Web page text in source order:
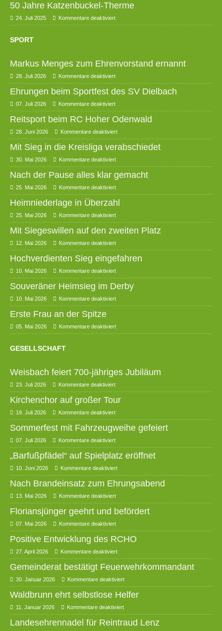
50 Jahre Katzenbuckel-Therme
24. Juli 2025 Kommentare deaktiviert
SPORT
Markus Menges zum Ehrenvorstand ernannt
28. Juli 2026 Kommentare deaktiviert
Ehrungen beim Sportfest des SV Dielbach
07. Juli 2026 Kommentare deaktiviert
Reitsport beim RC Hoher Odenwald
28. Juni 2026 Kommentare deaktiviert
Mit Sieg in die Kreisliga verabschiedet
30. Mai 2026 Kommentare deaktiviert
Nach der Pause alles klar gemacht
25. Mai 2026 Kommentare deaktiviert
Heimniederlage in Überzahl
25. Mai 2026 Kommentare deaktiviert
Mit Siegeswillen auf den zweiten Platz
12. Mai 2026 Kommentare deaktiviert
Hochverdienten Sieg eingefahren
10. Mai 2026 Kommentare deaktiviert
Souveräner Heimsieg im Derby
10. Mai 2026 Kommentare deaktiviert
Erste Frau an der Spitze
05. Mai 2026 Kommentare deaktiviert
GESELLSCHAFT
Weisbach feiert 700-jähriges Jubiläum
23. Juli 2026 Kommentare deaktiviert
Kirchenchor auf großer Tour
19. Juli 2026 Kommentare deaktiviert
Sommerfest mit Fahrzeugweihe gefeiert
07. Juli 2026 Kommentare deaktiviert
„Barfußpfädel“ auf Spielplatz eröffnet
10. Juni 2026 Kommentare deaktiviert
Nach Brandeinsatz zum Ehrungsabend
13. Mai 2026 Kommentare deaktiviert
Floriansjünger geehrt und befördert
07. Mai 2026 Kommentare deaktiviert
Positive Entwicklung des RCHO
27. April 2026 Kommentare deaktiviert
Gemeinderat bestätigt Feuerwehrkommandant
30. Januar 2026 Kommentare deaktiviert
Waldbrunn ehrt selbstlose Helfer
11. Januar 2026 Kommentare deaktiviert
Landesehrennadel für Reintraud Lenz